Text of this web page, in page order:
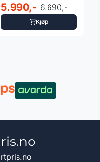
sykkel "Gepard" 500
watt 36 ...
5.990,- 6.690,-
Kjøp